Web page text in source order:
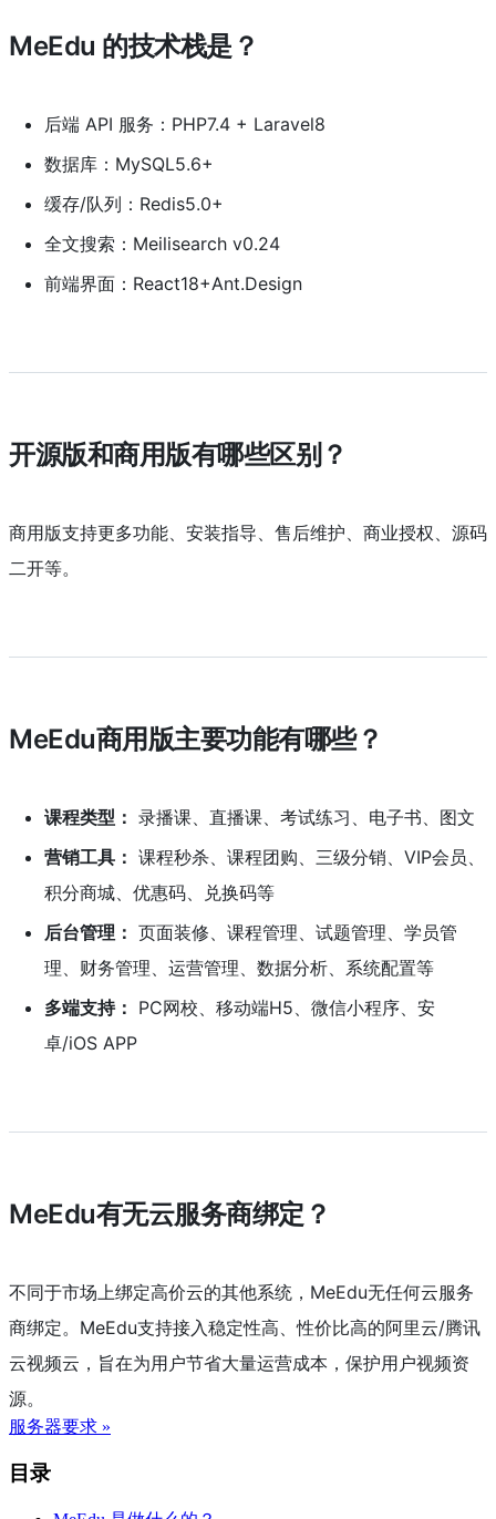
MeEdu 的技术栈是？
后端 API 服务：PHP7.4 + Laravel8
数据库：MySQL5.6+
缓存/队列：Redis5.0+
全文搜索：Meilisearch v0.24
前端界面：React18+Ant.Design
开源版和商用版有哪些区别？
商用版支持更多功能、安装指导、售后维护、商业授权、源码
二开等。
MeEdu商用版主要功能有哪些？
课程类型： 录播课、直播课、考试练习、电子书、图文
营销工具： 课程秒杀、课程团购、三级分销、VIP会员、
积分商城、优惠码、兑换码等
后台管理： 页面装修、课程管理、试题管理、学员管
理、财务管理、运营管理、数据分析、系统配置等
多端支持： PC网校、移动端H5、微信小程序、安
卓/iOS APP
MeEdu有无云服务商绑定？
不同于市场上绑定高价云的其他系统，MeEdu无任何云服务
商绑定。MeEdu支持接入稳定性高、性价比高的阿里云/腾讯
云视频云，旨在为用户节省大量运营成本，保护用户视频资
源。
服务器要求 »
目录